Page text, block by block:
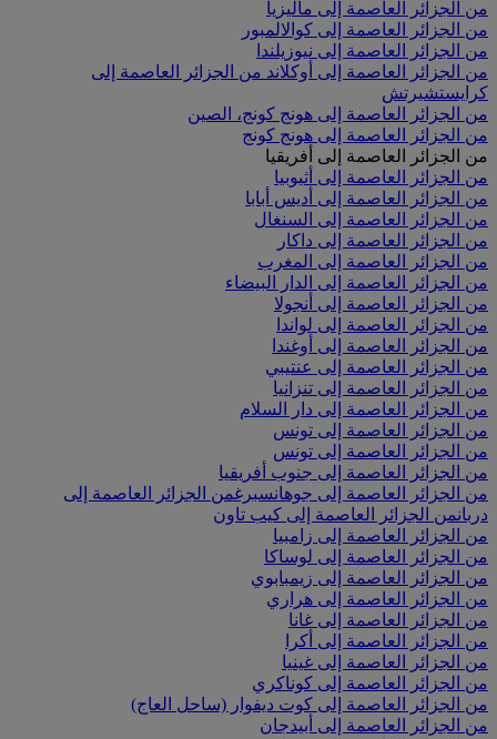
من الجزائر العاصمة إلى ماليزيا
من الجزائر العاصمة إلى كوالالمبور
من الجزائر العاصمة إلى نيوزيلندا
من الجزائر العاصمة إلى أوكلاند من الجزائر العاصمة إلى
كرايستشيرتش
من الجزائر العاصمة إلى هونج كونج، الصين
من الجزائر العاصمة إلى هونج كونج
من الجزائر العاصمة إلى أفريقيا
من الجزائر العاصمة إلى أثيوبيا
من الجزائر العاصمة إلى أديس أبابا
من الجزائر العاصمة إلى السنغال
من الجزائر العاصمة إلى داكار
من الجزائر العاصمة إلى المغرب
من الجزائر العاصمة إلى الدار البيضاء
من الجزائر العاصمة إلى أنجولا
من الجزائر العاصمة إلى لواندا
من الجزائر العاصمة إلى أوغندا
من الجزائر العاصمة إلى عنتيبي
من الجزائر العاصمة إلى تنزانيا
من الجزائر العاصمة إلى دار السلام
من الجزائر العاصمة إلى تونس
من الجزائر العاصمة إلى تونس
من الجزائر العاصمة إلى جنوب أفريقيا
من الجزائر العاصمة إلى جوهانسبرغمن الجزائر العاصمة إلى
دربانمن الجزائر العاصمة إلى كيب تاون
من الجزائر العاصمة إلى زامبيا
من الجزائر العاصمة إلى لوساكا
من الجزائر العاصمة إلى زيمبابوي
من الجزائر العاصمة إلى هراري
من الجزائر العاصمة إلى غانا
من الجزائر العاصمة إلى أكرا
من الجزائر العاصمة إلى غينيا
من الجزائر العاصمة إلى كوناكري
من الجزائر العاصمة إلى كوت ديفوار (ساحل العاج)
من الجزائر العاصمة إلى أبيدجان